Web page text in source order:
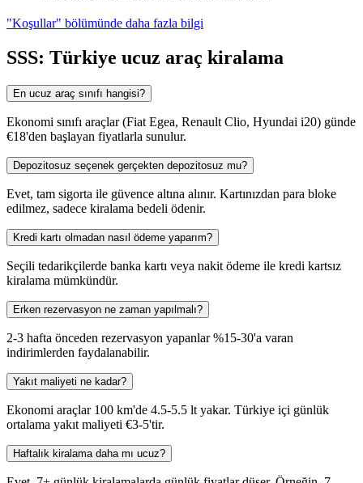
"Koşullar" bölümünde daha fazla bilgi
SSS: Türkiye ucuz araç kiralama
En ucuz araç sınıfı hangisi?
Ekonomi sınıfı araçlar (Fiat Egea, Renault Clio, Hyundai i20) günde
€18'den başlayan fiyatlarla sunulur.
Depozitosuz seçenek gerçekten depozitosuz mu?
Evet, tam sigorta ile güvence altına alınır. Kartınızdan para bloke
edilmez, sadece kiralama bedeli ödenir.
Kredi kartı olmadan nasıl ödeme yaparım?
Seçili tedarikçilerde banka kartı veya nakit ödeme ile kredi kartsız
kiralama mümkündür.
Erken rezervasyon ne zaman yapılmalı?
2-3 hafta önceden rezervasyon yapanlar %15-30'a varan
indirimlerden faydalanabilir.
Yakıt maliyeti ne kadar?
Ekonomi araçlar 100 km'de 4.5-5.5 lt yakar. Türkiye içi günlük
ortalama yakıt maliyeti €3-5'tir.
Haftalık kiralama daha mı ucuz?